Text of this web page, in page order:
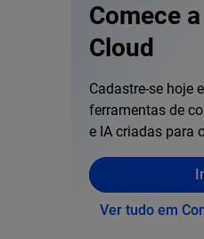
Comece
Cloud
Cadastre-se hoje
ferramentas de
e IA criadas para
Ver tudo em